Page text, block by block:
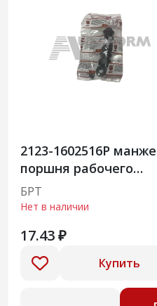
2123-1602516Р
поршня рабочего
цилиндра
БРТ
Нет в наличии
17.43 ₽
Купить